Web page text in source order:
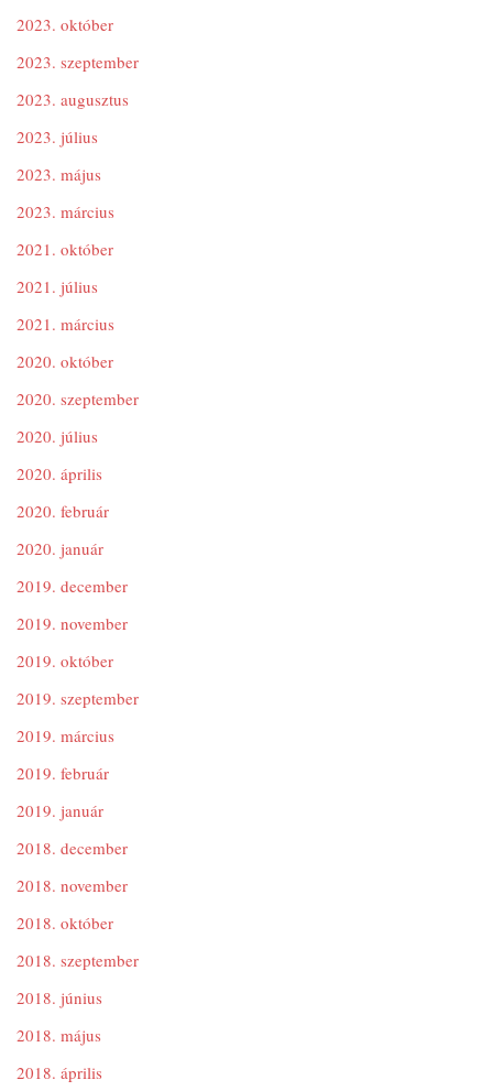
2023. október
2023. szeptember
2023. augusztus
2023. július
2023. május
2023. március
2021. október
2021. július
2021. március
2020. október
2020. szeptember
2020. július
2020. április
2020. február
2020. január
2019. december
2019. november
2019. október
2019. szeptember
2019. március
2019. február
2019. január
2018. december
2018. november
2018. október
2018. szeptember
2018. június
2018. május
2018. április